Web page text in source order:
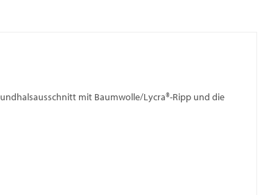
mit Baumwolle/Lycra®-Ripp und die